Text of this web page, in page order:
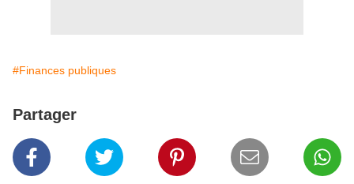
#Finances publiques
Partager